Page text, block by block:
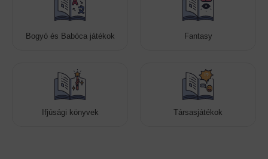
Bogyó és Babóca játékok Fantasy
Ifjúsági könyvek Társasjátékok